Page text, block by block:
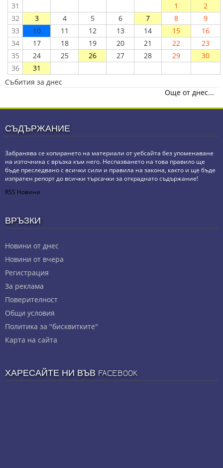
31
1
2
32
3 4 5 6 7 8
9
33
10 11 12 13 14 15
16
34
17 18 19 20 21 22
23
35
24 25 26 27 28 29
30
36
31
Събития за днес
Още от днес...
СЪДЪРЖАНИЕ
Забранява се копирането на материали от уебсайта без упоменаване
на източника с връзка към него. Неспазването на това правило ще
бъде преследвано с всички сили и правила на закона, както и ще бъде
изпратен репорт до всички търсачки за откраднато съдържание!
RSS Новини
ВРЪЗКИ
Новини от днес
Новини от вчера
Регистрация
За реклама
Πoвepитeлнocт
Общи условия
Политика за "бисквитките"
Карта на сайта
ХАРЕСАЙТЕ НИ ВЪВ FACEBOOK